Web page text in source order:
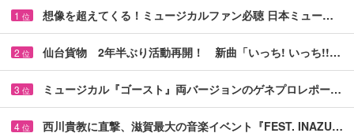
1 位 想像を超えてくる！ミュージカルファン必聴 日本ミュー…
2 位 仙台貨物 2年半ぶり活動再開！ 新曲「いっち! いっち!!…
3 位 ミュージカル『ゴースト』両バージョンのゲネプロレポー…
4 位 西川貴教に直撃、滋賀最大の音楽イベント『FEST. INAZU…